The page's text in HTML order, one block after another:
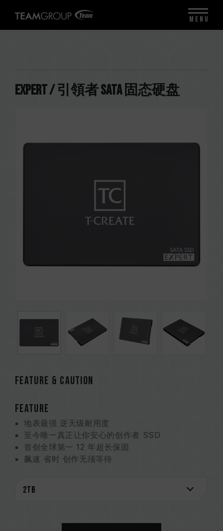
EXPERT / 引領者 SATA 固态硬盘
Feature & CAUTION
FEATURE
地表最强 逆天级耐用度
至今唯一真正让你安心的创作者 SSD
首创全球第一 12 年超长保固
飙速 省时 创作无须等待
MENU